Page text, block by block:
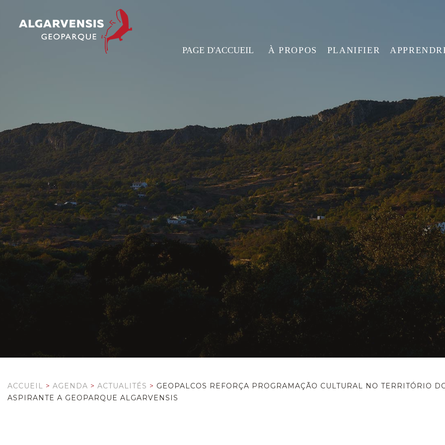
PAGE D'ACCUEIL À PROPOS PLANIFIER
ACCUEIL > AGENDA > ACTUALITÉS > GEOPALCOS REFORÇA PROGRAMAÇÃO CULTURAL NO TERRITÓRIO
ASPIRANTE A GEOPARQUE ALGARVENSIS